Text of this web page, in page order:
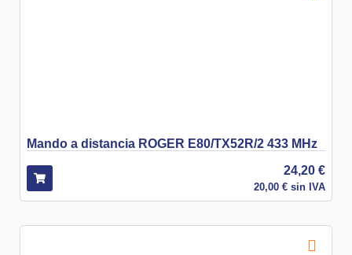
Mando a distancia ROGER E80/TX52R/2 433 MHz
24,20 €
20,00 € sin IVA